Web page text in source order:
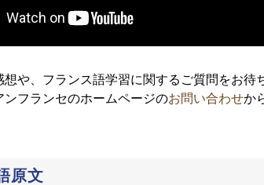
や、フランス語学習に関するご質問をお待
ンフランセのホームページのお問い合わせか
原文